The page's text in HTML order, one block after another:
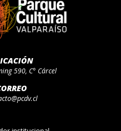
590, C° Cárcel